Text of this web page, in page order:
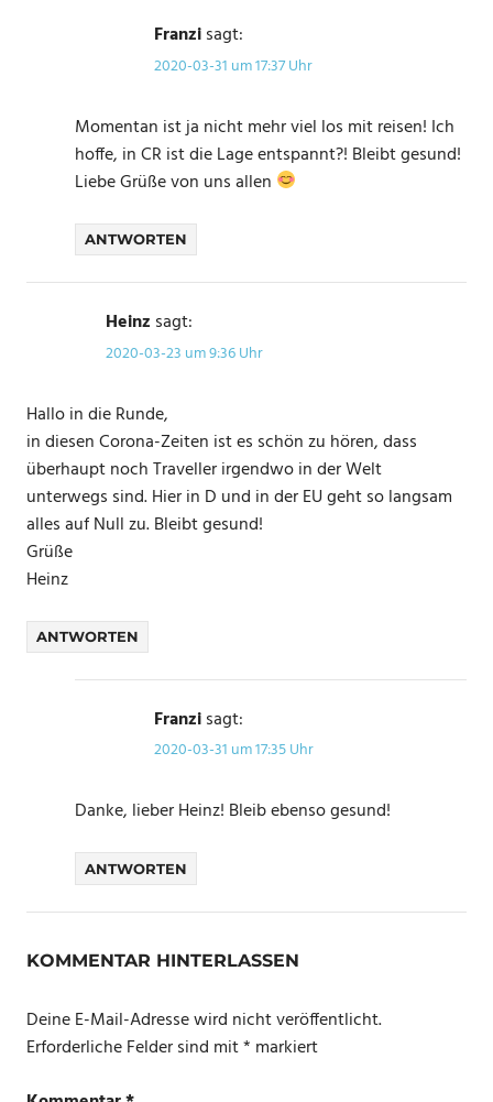
Franzisagt:
2020-03-31 um 17:37 Uhr
Momentan ist ja nicht mehr viel los mit reisen! Ich
hoffe, in CR ist die Lage entspannt?! Bleibt gesund!
Liebe Grüße von uns allen
ANTWORTEN
Heinz sagt:
2020-03-23 um 9:36 Uhr
Hallo in die Runde,
in diesen Corona-Zeiten ist es schön zu hören, dass
überhaupt noch Traveller irgendwo in der Welt
unterwegs sind. Hier in D und in der EU geht so langsam
alles auf Null zu. Bleibt gesund!
Grüße
Heinz
ANTWORTEN
Franzisagt:
2020-03-31 um 17:35 Uhr
Danke, lieber Heinz! Bleib ebenso gesund!
ANTWORTEN
KOMMENTAR HINTERLASSEN
Deine E-Mail-Adresse wird nicht veröffentlicht.
Erforderliche Felder sind mit* markiert